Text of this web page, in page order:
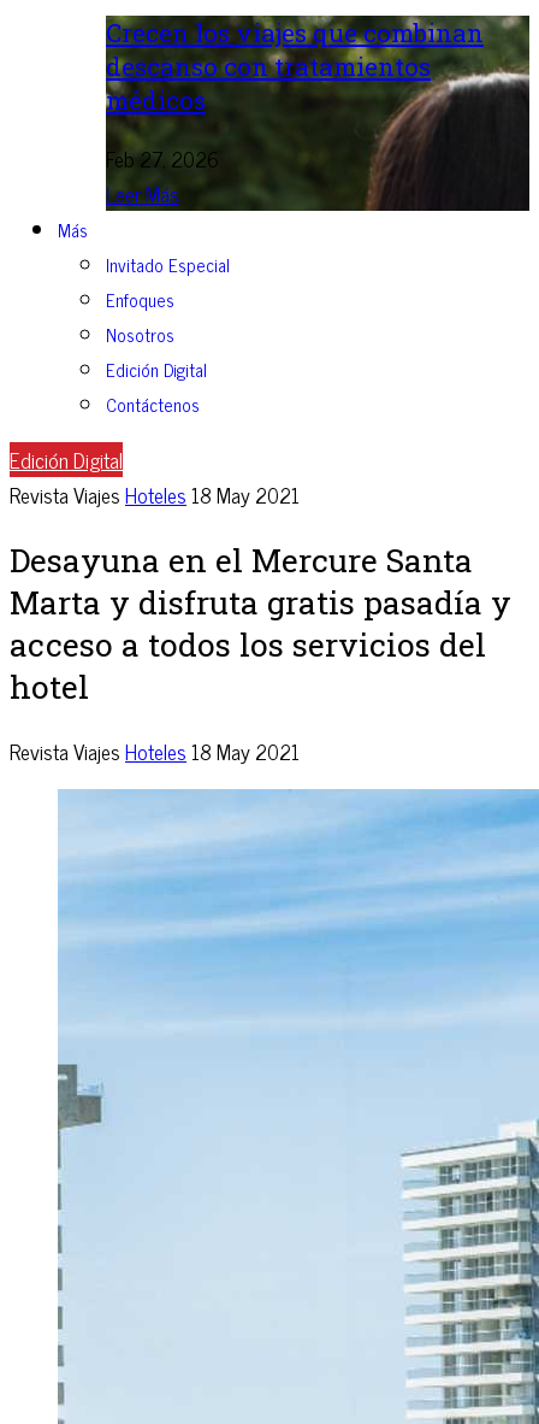
Crecen los viajes que combinan
descanso con tratamientos
médicos
Feb 27, 2026
Leer Más
Más
Invitado Especial
Enfoques
Nosotros
Edición Digital
Contáctenos
Edición Digital
Revista ViajesHoteles18 May 2021
Desayuna en el Mercure Santa
Marta y disfruta gratis pasadía y
acceso a todos los servicios del
hotel
Revista ViajesHoteles18 May 2021